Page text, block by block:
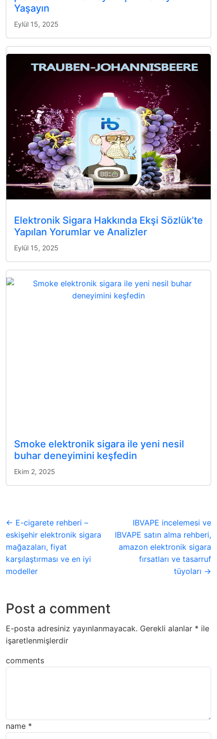
Yaşayın
Eylül 15, 2025
Elektronik Sigara Hakkında Ekşi Sözlük’te
Yapılan Yorumlar ve Analizler
Eylül 15, 2025
Smoke elektronik sigara ile yeni nesil
buhar deneyimini keşfedin
Ekim 2, 2025
← E-cigarete rehberi –
eskişehir elektronik sigara
mağazaları, fiyat
karşılaştırması ve en iyi
modeller
IBVAPE incelemesi ve
IBVAPE satın alma rehberi,
amazon elektronik sigara
fırsatları ve tasarruf
tüyoları →
Post a comment
E-posta adresiniz yayınlanmayacak. Gerekli alanlar * ile
işaretlenmişlerdir
comments
name *